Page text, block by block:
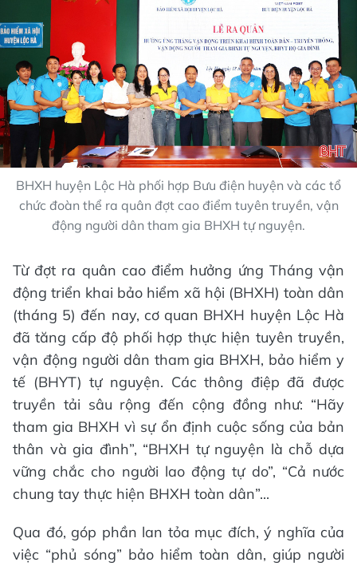
BHXH huyện Lộc Hà phối hợp Bưu điện huyện và các tổ
chức đoàn thể ra quân đợt cao điểm tuyên truyền, vận
động người dân tham gia BHXH tự nguyện.
Từ đợt ra quân cao điểm hưởng ứng Tháng vận
động triển khai bảo hiểm xã hội (BHXH) toàn dân
(tháng 5) đến nay, cơ quan BHXH huyện Lộc Hà
đã tăng cấp độ phối hợp thực hiện tuyên truyền,
vận động người dân tham gia BHXH, bảo hiểm y
tế (BHYT) tự nguyện. Các thông điệp đã được
truyền tải sâu rộng đến cộng đồng như: “Hãy
tham gia BHXH vì sự ổn định cuộc sống của bản
thân và gia đình”, “BHXH tự nguyện là chỗ dựa
vững chắc cho người lao động tự do”, “Cả nước
chung tay thực hiện BHXH toàn dân”...
Qua đó, góp phần lan tỏa mục đích, ý nghĩa của
việc “phủ sóng” bảo hiểm toàn dân, giúp người